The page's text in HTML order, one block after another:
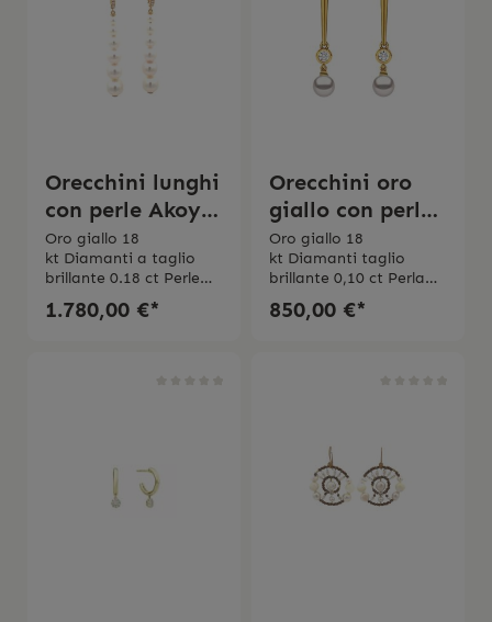
Orecchini lunghi
con perle Akoya
e diamanti
Oro giallo 18
kt Diamanti a taglio
brillante 0.18 ct Perle
1.780,00 €*
Orecchini oro
giallo con perla
d'acqua dolce e
diamanti
Oro giallo 18
kt Diamanti taglio
brillante 0,10 ct Perla
d'acqua dolce
850,00 €*